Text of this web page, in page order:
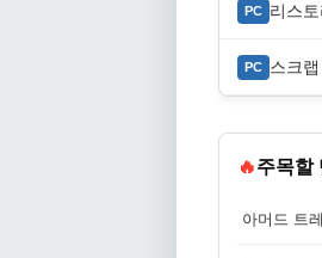
PC 리스
PC 스크
🔥주목할
아머드 트